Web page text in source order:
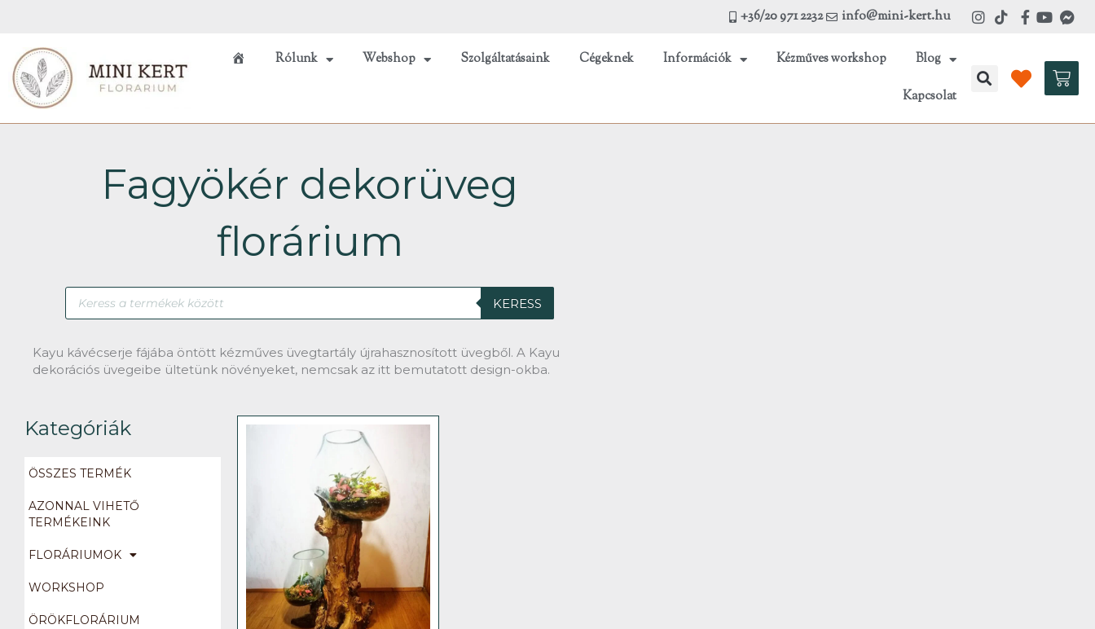
+36/20 971 2232 info@mini-kert.hu
Főoldal Rólunk Webshop Szolgáltatásaink Cégeknek Információk Kézműves workshop Blog
Kapcsolat
Fagyökér dekorüveg
florárium
Products
search KERESS
Kayu kávécserje fájába öntött kézműves üvegtartály újrahasznosított üvegből. A Kayu
dekorációs üvegeibe ültetünk növényeket, nemcsak az itt bemutatott design-okba.
Kategóriák
ÖSSZES TERMÉK
AZONNAL VIHETŐ
TERMÉKEINK
FLORÁRIUMOK
WORKSHOP
ÖRÖKFLORÁRIUM